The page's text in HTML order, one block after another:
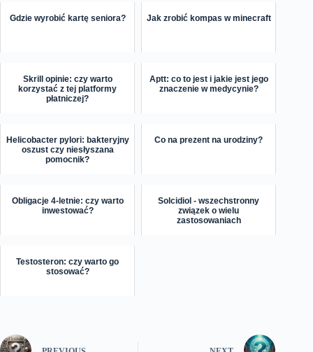
Gdzie wyrobić kartę seniora? Jak zrobić kompas w minecraft
Skrill opinie: czy warto
korzystać z tej platformy
płatniczej?
Aptt: co to jest i jakie jest jego
znaczenie w medycynie?
Helicobacter pylori: bakteryjny
oszust czy niesłyszana
pomocnik?
Co na prezent na urodziny?
Obligacje 4-letnie: czy warto
inwestować?
Solcidiol - wszechstronny
związek o wielu
zastosowaniach
Testosteron: czy warto go
stosować?